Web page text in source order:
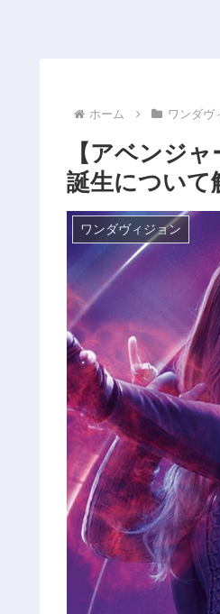
ホーム ワンダヴ
【アベンジ
誕生について
ワンダヴィジョン